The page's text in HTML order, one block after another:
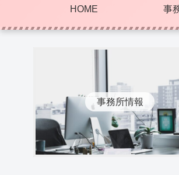
HOME 事
事務所情報